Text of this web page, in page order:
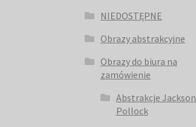
NIEDOSTĘPNE
Obrazy abstrakcyjne
Obrazy do biura na
zamówienie
Abstrakcje Jackson
Pollock